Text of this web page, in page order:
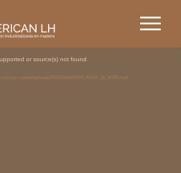
or source(s) not found
wp-content/uploads/2023/06/AMERICANLH_30_WEB.mp4